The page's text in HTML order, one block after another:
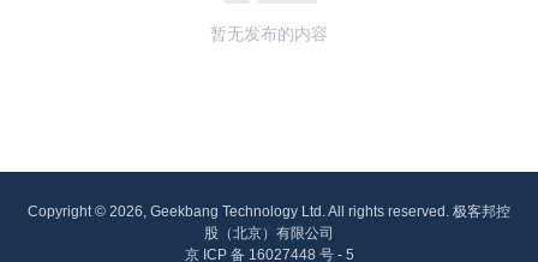
暂无发布的内容
Copyright © 2026, Geekbang Technology Ltd. All rights reserved. 极客邦控
股（北京）有限公司
京 ICP 备 16027448 号 - 5